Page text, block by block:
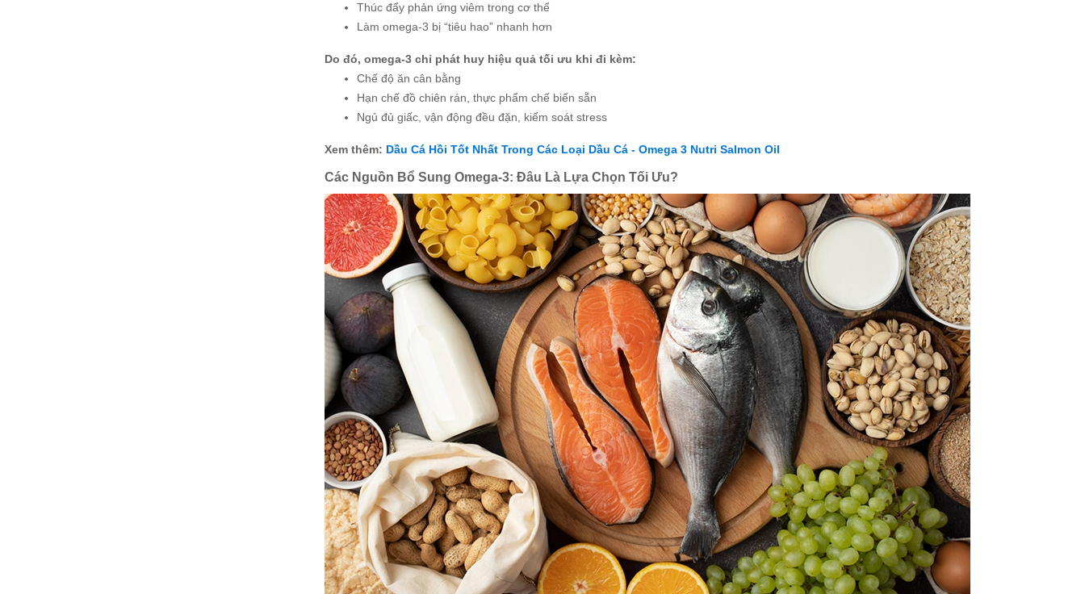
Thúc đẩy phản ứng viêm trong cơ thể
Làm omega-3 bị “tiêu hao” nhanh hơn
Do đó, omega-3 chỉ phát huy hiệu quả tối ưu khi đi kèm:
Chế độ ăn cân bằng
Hạn chế đồ chiên rán, thực phẩm chế biến sẵn
Ngủ đủ giấc, vận động đều đặn, kiểm soát stress
Xem thêm: Dầu Cá Hồi Tốt Nhất Trong Các Loại Dầu Cá - Omega 3 Nutri Salmon Oil
Các Nguồn Bổ Sung Omega-3: Đâu Là Lựa Chọn Tối Ưu?